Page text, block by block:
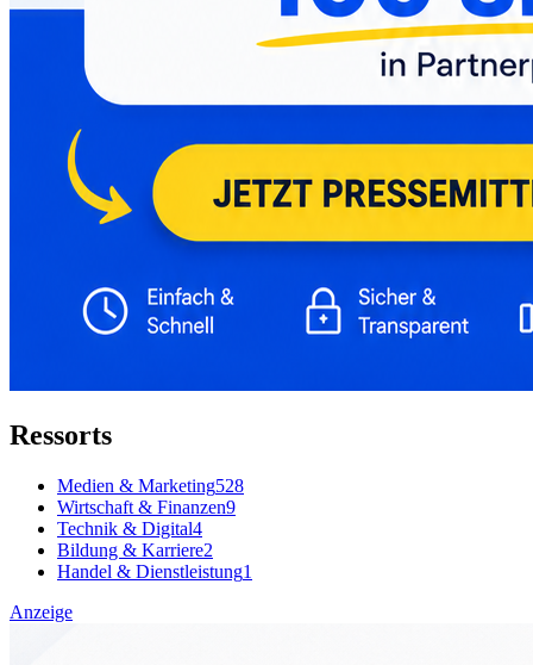
Ressorts
Medien & Marketing528
Wirtschaft & Finanzen9
Technik & Digital4
Bildung & Karriere2
Handel & Dienstleistung1
Anzeige